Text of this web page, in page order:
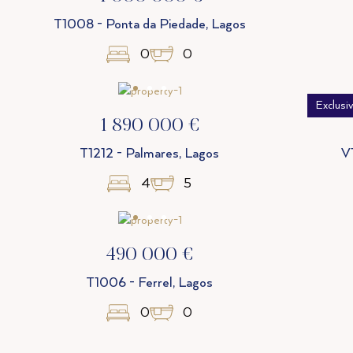
T1008 - Ponta da Piedade, Lagos
0 0
1 890 000 €
T1212 - Palmares, Lagos
4 5
490 000 €
T1006 - Ferrel, Lagos
0 0